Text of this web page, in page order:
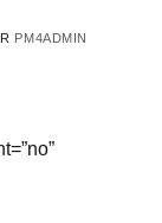
PM4ADMIN